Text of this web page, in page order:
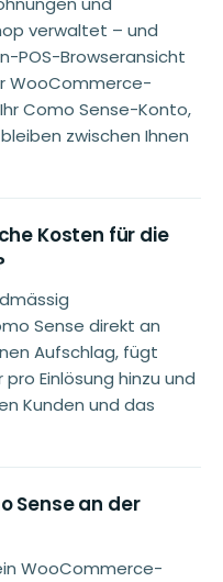
verwaltet – und
POS-Browseransicht
WooCommerce-
Como Sense-Konto,
zwischen Ihnen
Kosten für die
Sense direkt an
Aufschlag, fügt
Einlösung hinzu und
Kunden und das
Sense an der
WooCommerce-